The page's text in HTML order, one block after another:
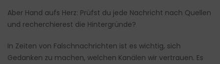
Aber Hand aufs Herz: Prüfst du jede Nachricht nach Quellen
und recherchierest die Hintergründe?
In Zeiten von Falschnachrichten ist es wichtig, sich
Gedanken zu machen, welchen Kanälen wir vertrauen. Es